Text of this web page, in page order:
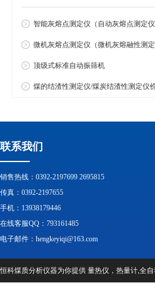
智能灰熔点测定仪（自动灰熔点测定仪
微机灰熔点测定仪（微机灰熔融性测定
顶级式标准自动振筛机
煤的结渣性测定仪/煤炭结渣性测定仪
联系我们
销售热线：0392-2197699 2695815
传真：0392-2197655
手机：13938179446
在线客服QQ：793161485
电子邮件：hengkeyiqi@163.com
恒科煤质分析仪器为你提供 量热仪，热量计,全